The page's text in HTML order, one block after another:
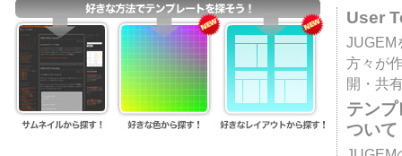
User
JUGEM
方々が
開・共
テン
ついて